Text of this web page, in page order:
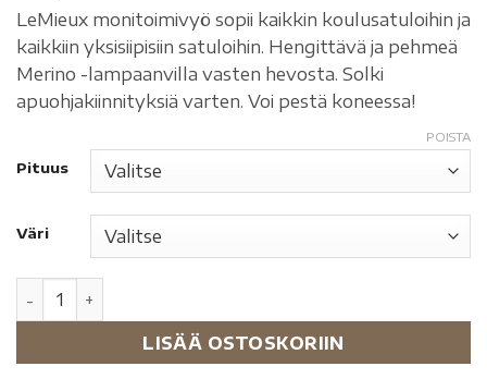
LeMieux monitoimivyö sopii kaikkin koulusatuloihin ja
kaikkiin yksisiipisiin satuloihin. Hengittävä ja pehmeä
Merino -lampaanvilla vasten hevosta. Solki
apuohjakiinnityksiä varten. Voi pestä koneessa!
Pituus
Väri
POISTA
LISÄÄ OSTOSKORIIN